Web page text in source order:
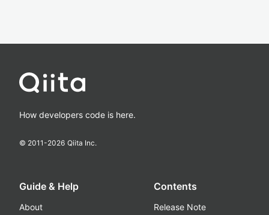
How developers code is here.
© 2011-2026 Qiita Inc.
Guide & Help
About
Contents
Release Note